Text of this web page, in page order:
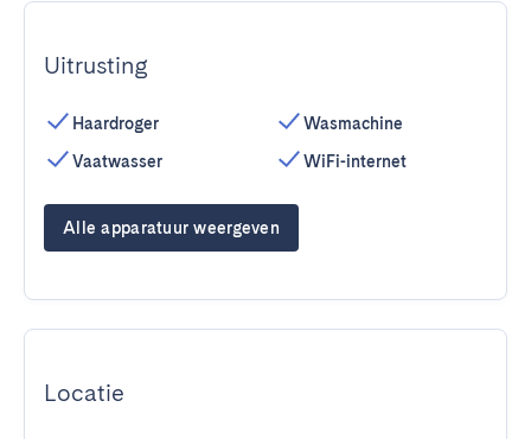
Uitrusting
Haardroger
Vaatwasser
Wasmachine
WiFi-internet
Alle apparatuur weergeven
Locatie